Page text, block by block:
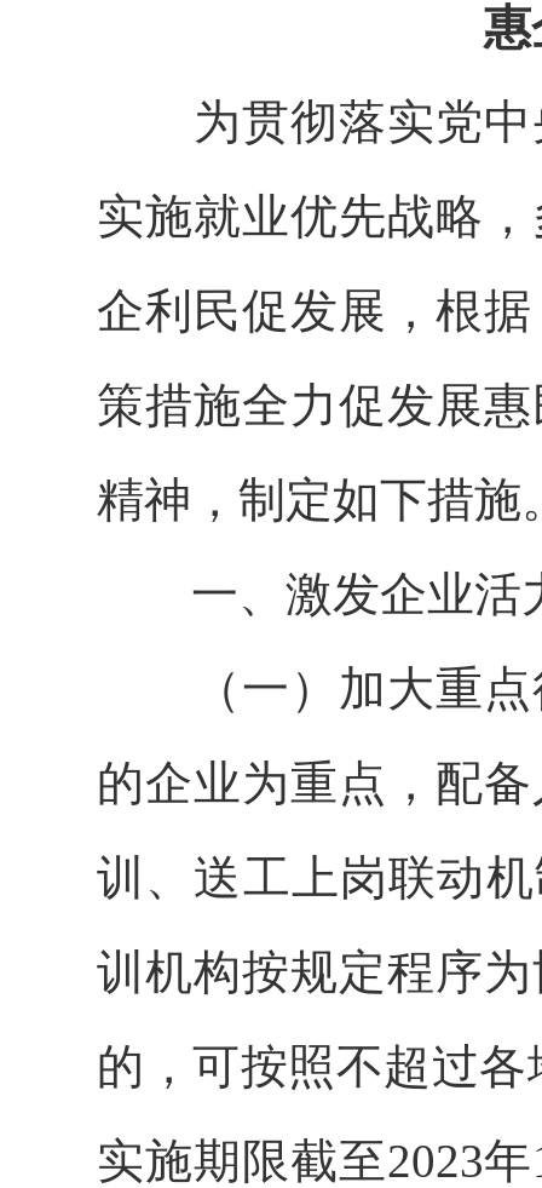
惠
为贯彻落实党中
实施就业优先战略
企利民促发展，根
策措施全力促发展
精神，制定如下措施
一、激发企业活
（一）加大重点
的企业为重点，配
训、送工上岗联动
训机构按规定程序
的，可按照不超过
实施期限截至2023